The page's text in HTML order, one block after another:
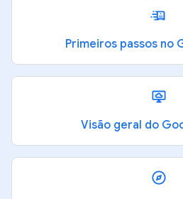
Primeiros passos no
Visão geral do